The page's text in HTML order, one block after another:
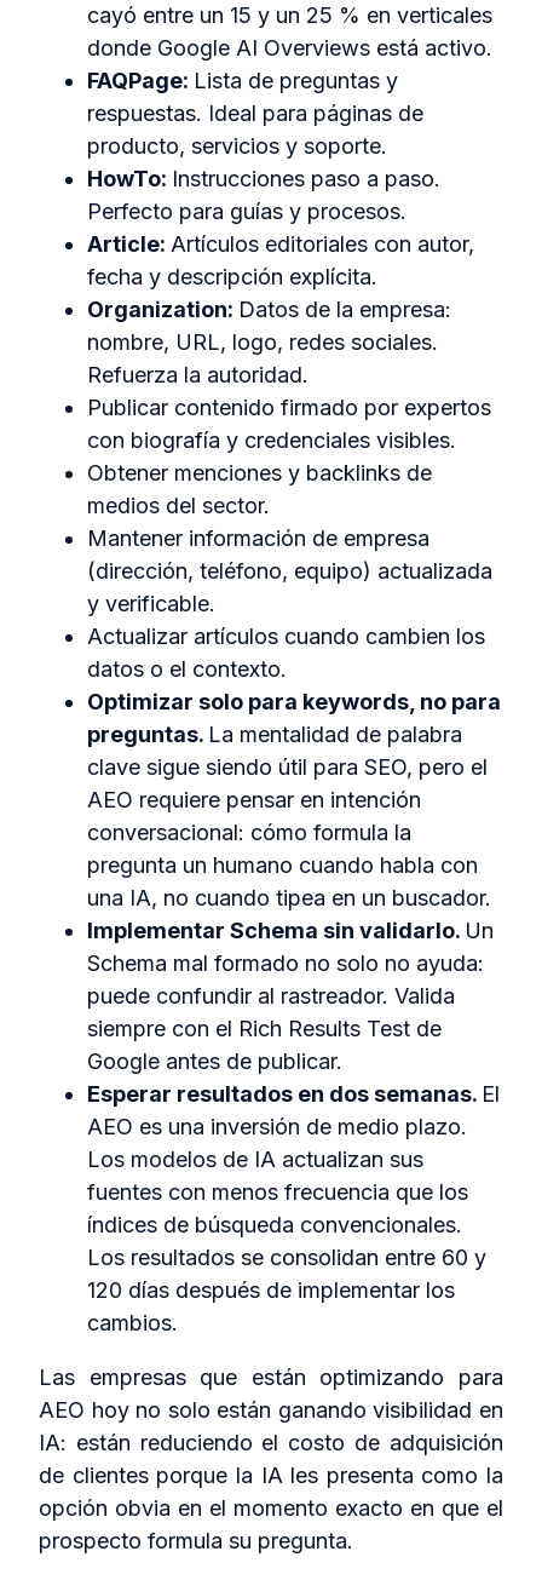
cayó entre un 15 y un 25 % en verticales
donde Google AI Overviews está activo.
FAQPage: Lista de preguntas y
respuestas. Ideal para páginas de
producto, servicios y soporte.
HowTo: Instrucciones paso a paso.
Perfecto para guías y procesos.
Article: Artículos editoriales con autor,
fecha y descripción explícita.
Organization: Datos de la empresa:
nombre, URL, logo, redes sociales.
Refuerza la autoridad.
Publicar contenido firmado por expertos
con biografía y credenciales visibles.
Obtener menciones y backlinks de
medios del sector.
Mantener información de empresa
(dirección, teléfono, equipo) actualizada
y verificable.
Actualizar artículos cuando cambien los
datos o el contexto.
Optimizar solo para keywords, no para
preguntas. La mentalidad de palabra
clave sigue siendo útil para SEO, pero el
AEO requiere pensar en intención
conversacional: cómo formula la
pregunta un humano cuando habla con
una IA, no cuando tipea en un buscador.
Implementar Schema sin validarlo. Un
Schema mal formado no solo no ayuda:
puede confundir al rastreador. Valida
siempre con el Rich Results Test de
Google antes de publicar.
Esperar resultados en dos semanas. El
AEO es una inversión de medio plazo.
Los modelos de IA actualizan sus
fuentes con menos frecuencia que los
índices de búsqueda convencionales.
Los resultados se consolidan entre 60 y
120 días después de implementar los
cambios.
Las empresas que están optimizando para
AEO hoy no solo están ganando visibilidad en
IA: están reduciendo el costo de adquisición
de clientes porque la IA les presenta como la
opción obvia en el momento exacto en que el
prospecto formula su pregunta.